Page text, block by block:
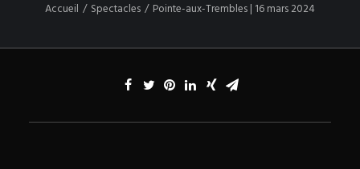
BIOAccueil Spectacles Pointe-aux-Trembles | 16 mars 2024